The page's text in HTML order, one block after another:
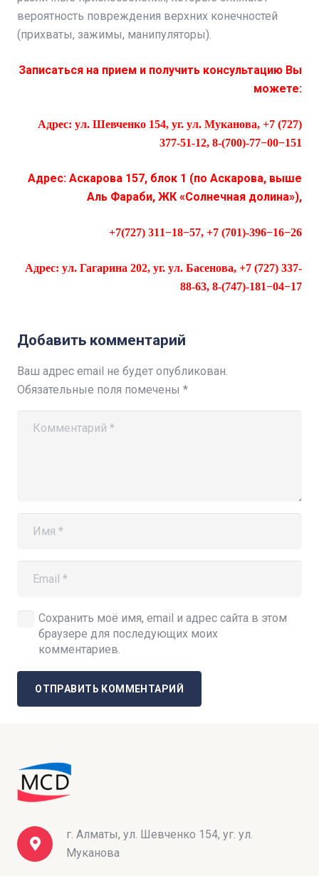
вероятность повреждения верхних конечностей
(прихваты, зажимы, манипуляторы).
Записаться на прием и получить консультацию Вы
можете:
Адрес: ул. Шевченко 154, уг. ул. Муканова, +7 (727)
377-51-12, 8-(700)-77−00−151
Адрес: Аскарова 157, блок 1 (по Аскарова, выше
Аль Фараби, ЖК «Солнечная долина»),
+7(727) 311−18−57, +7 (701)-396−16−26
Адрес: ул. Гагарина 202, уг. ул. Басенова, +7 (727) 337-
88-63, 8-(747)-181−04−17
Добавить комментарий
Ваш адрес email не будет опубликован.
Обязательные поля помечены *
Сохранить моё имя, email и адрес сайта в этом
браузере для последующих моих
комментариев.
ОТПРАВИТЬ КОММЕНТАРИЙ
г. Алматы, ул. Шевченко 154, уг. ул.
Муканова